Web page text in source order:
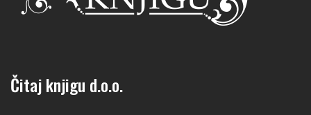
Čitaj knjigu d.o.o.